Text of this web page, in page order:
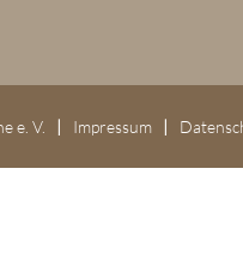
e. V. Impressum